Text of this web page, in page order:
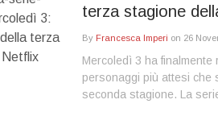
terza stagione
By Francesca Imperi on 26
Mercoledì 3 ha finalmente
personaggi più attesi che
seconda stagione. La